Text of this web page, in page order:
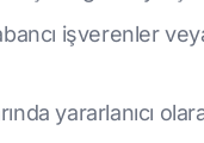
işverenler
yararlanıcı